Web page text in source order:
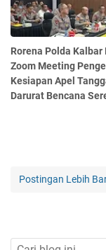
Rorena Polda Kalbar
Zoom Meeting
Kesiapan Apel
Darurat Bencana
Postingan Lebih